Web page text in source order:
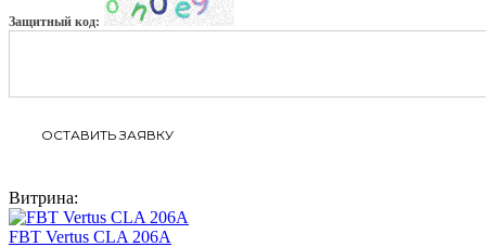
Защитный код:
Витрина:
FBT Vertus CLA 206A